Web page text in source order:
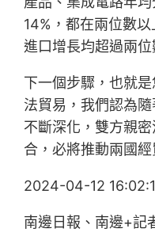
14%，都在兩位數
進口增長均超過兩位
下一個步驟，也就
法貿易，我們認為
不斷深化，雙方親
合，必將推動兩國
2024-04-12
南邊日報、南邊+記